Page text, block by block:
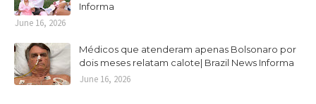
Informa
June 16, 2026
Médicos que atenderam apenas Bolsonaro por
dois meses relatam calote| Brazil News Informa
June 16, 2026